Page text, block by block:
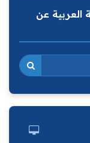
العربية عن